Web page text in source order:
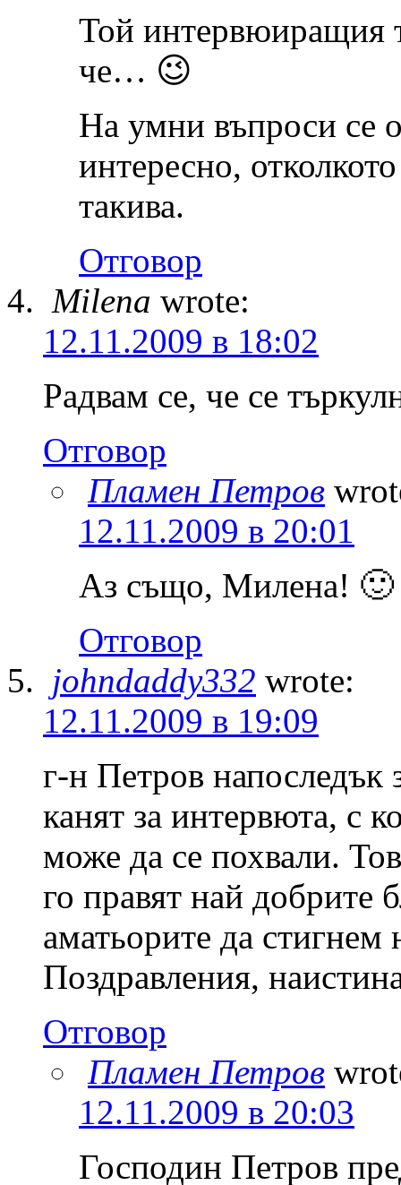
Той интервюиращия
че… 😉
На умни въпроси се
интересно,
такива.
Отговор
Milena wrote:
12.11.2009 в 18:02
Радвам се, че се
Отговор
Пламен Петров
12.11.2009 в 20:01
Аз също, Милена! 🙂
Отговор
johndaddy332 wrote:
12.11.2009 в 19:09
г-н Петров напоследък
канят за интервюта, с
може да се похвали.
го правят най добрите
аматьорите да стигнем
Поздравления,
Отговор
Пламен Петров
12.11.2009 в 20:03
Господин Петров